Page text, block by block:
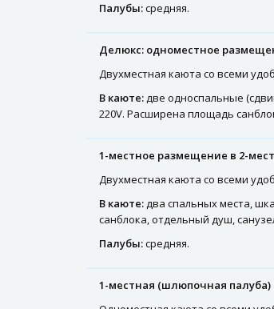
Палубы:средняя.
Делюкс: одноместное
Двухместная каюта со всеми
В каюте:две односпальные
220V. Расширена площадь
1-местное размещение в 2-
Двухместная каюта со всеми
В каюте:два спальных места,
санблока, отдельный душ,
Палубы:средняя.
1-местная (шлюпочная палуба)